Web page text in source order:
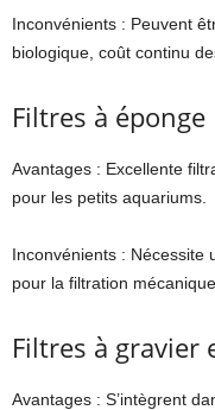
Inconvénients : Peuvent
biologique, coût continu
Filtres à éponge
Avantages : Excellente
pour les petits aquariums.
Inconvénients : Nécessite
pour la filtration mécanique.
Filtres à
Avantages : S’intègrent